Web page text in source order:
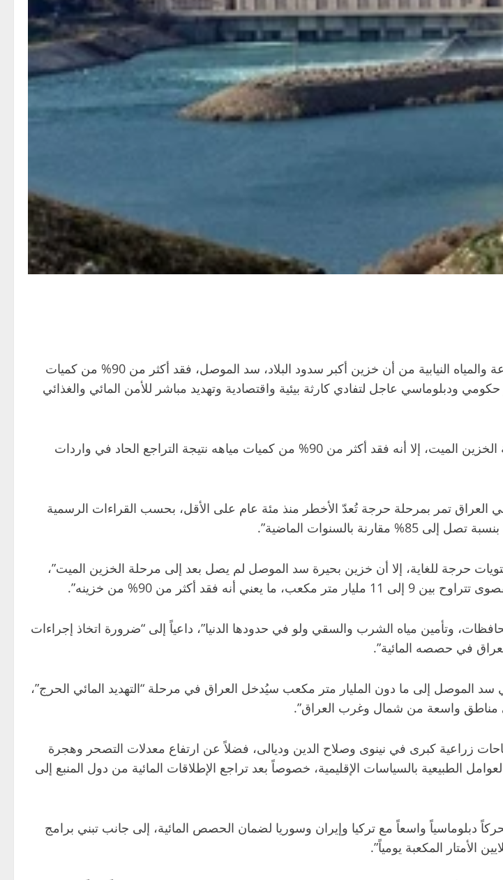
في أخطر مؤشرات لأزمة المياه التي تعصف بالعراق منذ عقود، حذّرت لجنة الزراعة والمياه النيابية من أن خزين أكبر سدود البلاد، سد الموصل، فقد أكثر من 90% من كميات
ودبلوماسي عاجل لتفادي كارثة بيئية واقتصادية وتهديد مباشر للأمن المائي والغذائي
أكدت لجنة الزراعة والمياه النيابية، أن خزين أكبر سدود العراق ما زال دون مرحلة الخزين الميت، إلا أنه فقد أكثر من 90% من كميات مياهه نتيجة التراجع الحاد في واردات
العراق تمر بمرحلة حرجة تُعدّ الأخطر منذ مئة عام على الأقل، بحسب القراءات الرسمية
بالسنوات الماضية”.
حرجة للغاية، إلا أن خزين بحيرة سد الموصل لم يصل بعد إلى مرحلة الخزين الميت”،
أكثر من 90% من خزينه”.
وتأمين مياه الشرب والسقي ولو في حدودها الدنيا”، داعياً إلى “ضرورة اتخاذ إجراءات
في حصصه المائية”.
سد الموصل إلى ما دون المليار متر مكعب سيُدخل العراق في مرحلة “التهديد المائي الحرج”،
مناطق واسعة من شمال وغرب العراق”.
زراعية كبرى في نينوى وصلاح الدين وديالى، فضلاً عن ارتفاع معدلات التصحر وهجرة
الطبيعية بالسياسات الإقليمية، خصوصاً بعد تراجع الإطلاقات المائية من دول المنبع إلى
دبلوماسياً واسعاً مع تركيا وإيران وسوريا لضمان الحصص المائية، إلى جانب تبني برامج
الأمتار المكعبة يومياً”.